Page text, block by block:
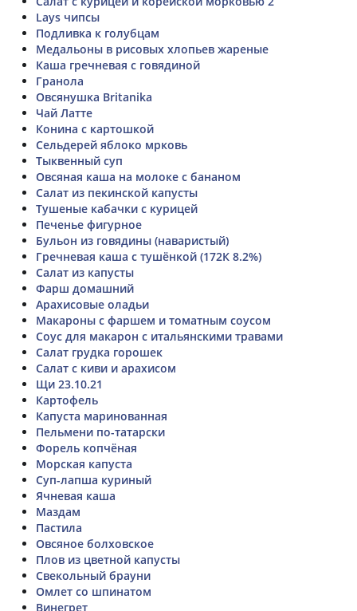
Lays чипсы
Подливка к голубцам
Медальоны в рисовых хлопьев жареные
Каша гречневая с говядиной
Гранола
Овсянушка Britanika
Чай Латте
Конина с картошкой
Сельдерей яблоко мрковь
Тыквенный суп
Овсяная каша на молоке с бананом
Салат из пекинской капусты
Тушеные кабачки с курицей
Печенье фигурное
Бульон из говядины (наваристый)
Гречневая каша с тушёнкой (172К 8.2%)
Салат из капусты
Фарш домашний
Арахисовые оладьи
Макароны с фаршем и томатным соусом
Соус для макарон с итальянскими травами
Салат грудка горошек
Салат с киви и арахисом
Щи 23.10.21
Картофель
Капуста маринованная
Пельмени по-татарски
Форель копчёная
Морская капуста
Суп-лапша куриный
Ячневая каша
Маздам
Пастила
Овсяное болховское
Плов из цветной капусты
Свекольный брауни
Омлет со шпинатом
Винегрет